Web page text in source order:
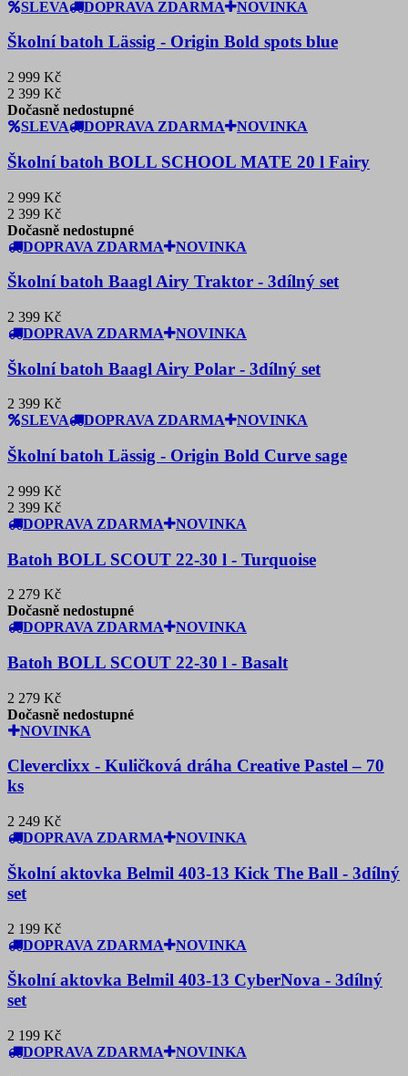
SLEVA
DOPRAVA ZDARMA NOVINKA
Školní batoh Lässig - Origin Bold spots blue
2 999 Kč
2 399 Kč
Dočasně nedostupné
SLEVA
DOPRAVA ZDARMA NOVINKA
Školní batoh BOLL SCHOOL MATE 20 l Fairy
2 999 Kč
2 399 Kč
Dočasně nedostupné
DOPRAVA ZDARMA
NOVINKA
Školní batoh Baagl Airy Traktor - 3dílný set
2 399 Kč
DOPRAVA ZDARMA
NOVINKA
Školní batoh Baagl Airy Polar - 3dílný set
2 399 Kč
SLEVA
DOPRAVA ZDARMA NOVINKA
Školní batoh Lässig - Origin Bold Curve sage
2 999 Kč
2 399 Kč
DOPRAVA ZDARMA
NOVINKA
Batoh BOLL SCOUT 22-30 l - Turquoise
2 279 Kč
Dočasně nedostupné
DOPRAVA ZDARMA
NOVINKA
Batoh BOLL SCOUT 22-30 l - Basalt
2 279 Kč
Dočasně nedostupné
NOVINKA
Cleverclixx - Kuličková dráha Creative Pastel – 70
ks
2 249 Kč
DOPRAVA ZDARMA
NOVINKA
Školní aktovka Belmil 403-13 Kick The Ball - 3dílný
set
2 199 Kč
DOPRAVA ZDARMA
NOVINKA
Školní aktovka Belmil 403-13 CyberNova - 3dílný
set
2 199 Kč
DOPRAVA ZDARMA
NOVINKA